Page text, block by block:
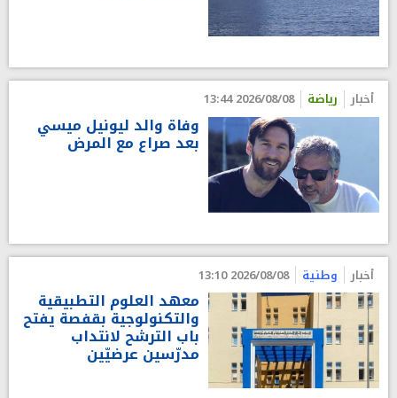
أخبار رياضة 2026/08/08 13:44
وفاة والد ليونيل ميسي
بعد صراع مع المرض
أخبار وطنية 2026/08/08 13:10
معهد العلوم التطبيقية
والتكنولوجية بقفصة يفتح
باب الترشح لانتداب
مدرّسين عرضيّين